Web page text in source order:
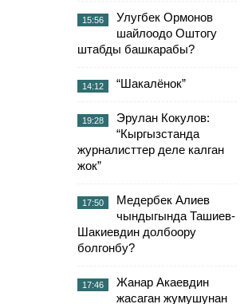
15:56
Улугбек Ормонов
шайлоодо Оштогу
штабды башкарабы?
14:12 “Шакалёнок”
19:28
Эрулан Кокулов:
“Кыргызстанда
журналисттер деле калган
жок”
17:50
Медербек Алиев
чындыгында Ташиев-
Шакиевдин долбоору
болгонбу?
17:46
Жанар Акаевдин
жасаган жумушунан